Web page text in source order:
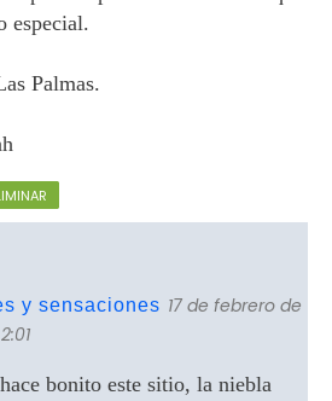
especial.
Palmas.
y sensaciones 17 de febrero de
bonito este sitio, la niebla